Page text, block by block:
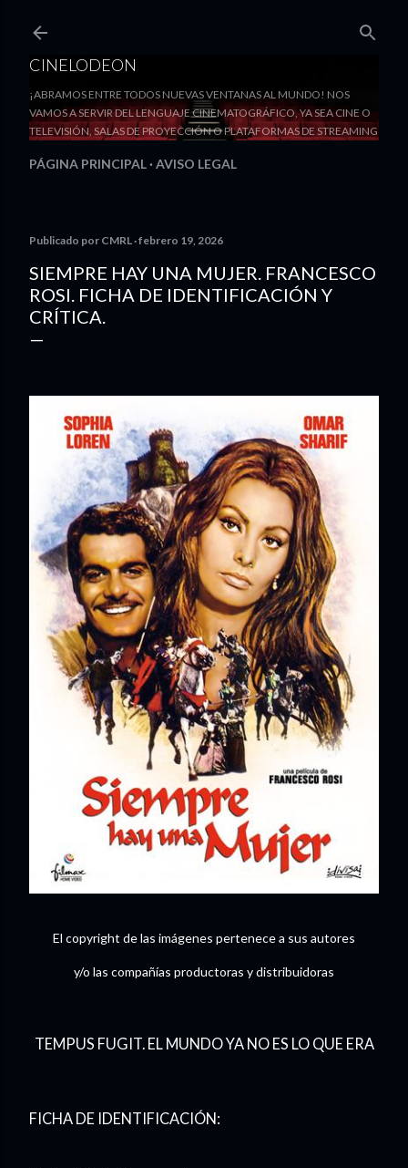
CINELODEON
¡ABRAMOS ENTRE TODOS NUEVAS VENTANAS AL MUNDO! NOS
VAMOS A SERVIR DEL LENGUAJE CINEMATOGRÁFICO, YA SEA CINE O
TELEVISIÓN, SALAS DE PROYECCIÓN O PLATAFORMAS DE STREAMING
PÁGINA PRINCIPAL AVISO LEGAL
Publicado por CMRL febrero 19, 2026
SIEMPRE HAY UNA MUJER. FRANCESCO
ROSI. FICHA DE IDENTIFICACIÓN Y
CRÍTICA.
El copyright de las imágenes pertenece a sus autores
y/o las compañías productoras y distribuidoras
TEMPUS FUGIT. EL MUNDO YA NO ES LO QUE ERA
FICHA DE IDENTIFICACIÓN: